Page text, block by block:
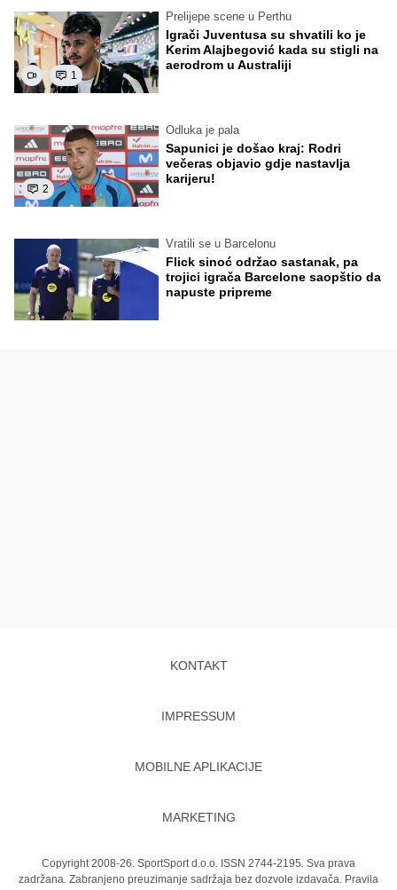
1
Prelijepe scene u Perthu
Igrači Juventusa su shvatili ko je
Kerim Alajbegović kada su stigli na
aerodrom u Australiji
2
Odluka je pala
Sapunici je došao kraj: Rodri
večeras objavio gdje nastavlja
karijeru!
Vratili se u Barcelonu
Flick sinoć održao sastanak, pa
trojici igrača Barcelone saopštio da
napuste pripreme
KONTAKT
IMPRESSUM
MOBILNE APLIKACIJE
MARKETING
Copyright 2008-26. SportSport d.o.o. ISSN 2744-2195. Sva prava
zadržana. Zabranjeno preuzimanje sadržaja bez dozvole izdavača. Pravila